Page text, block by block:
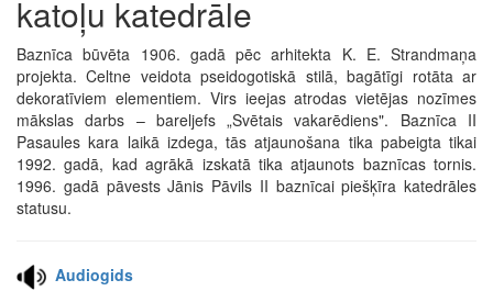
katoļu katedrāle
Baznīca būvēta 1906. gadā pēc arhitekta K. E. Strandmaņa
projekta. Celtne veidota pseidogotiskā stilā, bagātīgi rotāta ar
dekoratīviem elementiem. Virs ieejas atrodas vietējas nozīmes
mākslas darbs – bareljefs „Svētais vakarēdiens". Baznīca II
Pasaules kara laikā izdega, tās atjaunošana tika pabeigta tikai
1992. gadā, kad agrākā izskatā tika atjaunots baznīcas tornis.
1996. gadā pāvests Jānis Pāvils II baznīcai piešķīra katedrāles
statusu.
Audiogids